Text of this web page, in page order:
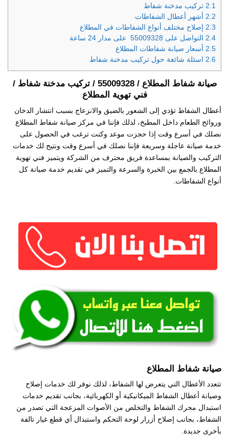
2.1 تركيب مدخنة شفاط
2.2 أشهر أعطال الشفاطات
2.3 إصلاح مختلف أنواع الشفاطات في المطلاع
2.4 التواصل على 55009328 على مدار 24 ساعة
2.5 أسعار صيانة شفاطات المطلاع
2.6 اسئلة شائعة حول تركيب مدخنة شفاط
صيانة شفاط المطلاع / 55009328 / تركيب مدخنة شفاط /
فني تهوية المطلاع
أعطال الشفاط تؤدي إلى الشعور بالضيق والانزعاج بسبب انتشار الدخان
وروائح الطعام داخل المطبخ، لذلك فإننا في مركز صيانة شفاط المطلاع
نصلك في أسرع وقت إذا حجزت موعد وكنت ترغب في الحصول على
خدمة صيانة عاجلة وسريعة فإننا نصلك في أسرع وقت ونتيح لك خدمات
التركيب والصيانة بمساعدة فريق محترف من الشركة ويتميز فني تهوية
المطلاع بالجمع بين الخبرة والسرعة والتميز في تقديم خدمة صيانة كل
أنواع الشفاطات.
صيانة شفاط المطلاع
تتعدد الأعطال التي يتعرض لها الشفاط، لذلك نوفر لك خدمات إصلاح
وصيانة أعطال الشفاط الميكانيكية أو الكهربائية، بجانب تقديم خدمات
استبدال محرك الشفاط والتخلص من الأصوات المزعجة التي تصدر من
الشفاط، بجانب إصلاح أزرار لوحة التحكم واستبدال أي قطع غيار تالفة
بأخرى جديدة.